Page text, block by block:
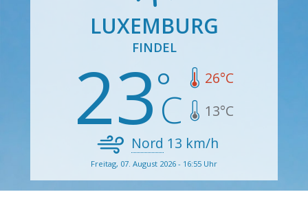
LUXEMBURG
FINDEL
23 26°C
13°C
Nord 13 km/h
Freitag, 07. August 2026 - 16:55 Uhr